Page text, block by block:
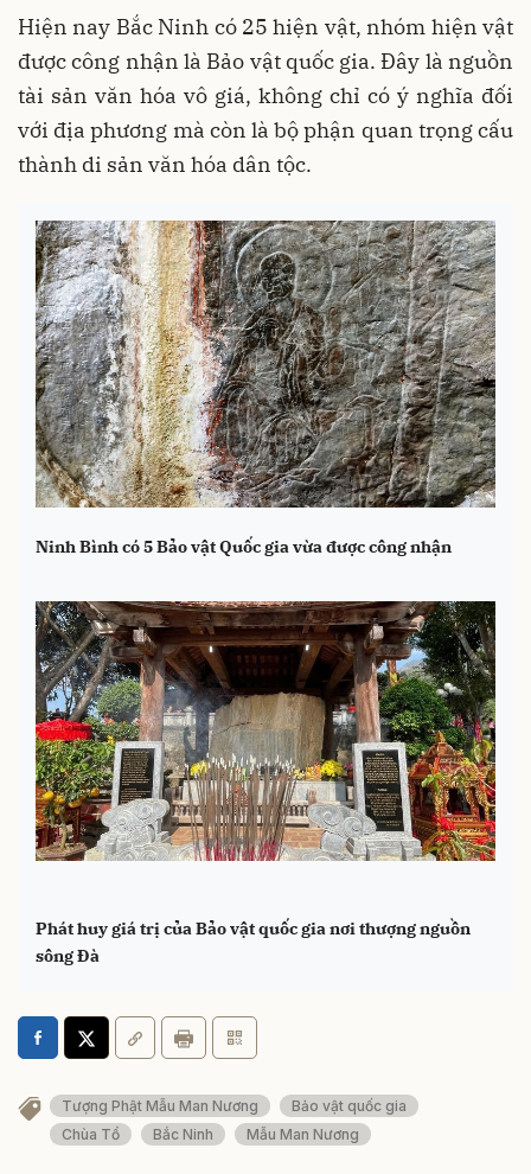
Hiện nay Bắc Ninh có 25 hiện vật, nhóm hiện vật
được công nhận là Bảo vật quốc gia. Đây là nguồn
tài sản văn hóa vô giá, không chỉ có ý nghĩa đối
với địa phương mà còn là bộ phận quan trọng cấu
thành di sản văn hóa dân tộc.
Ninh Bình có 5 Bảo vật Quốc gia vừa được công nhận
Phát huy giá trị của Bảo vật quốc gia nơi thượng nguồn
sông Đà
Tượng Phật Mẫu Man Nương
Bảo vật quốc gia
Chùa Tổ
Bắc Ninh Mẫu Man Nương